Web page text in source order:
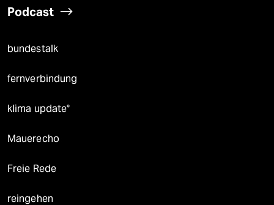
Podcast
bundestalk
fernverbindung
klima update°
Mauerecho
Freie Rede
reingehen